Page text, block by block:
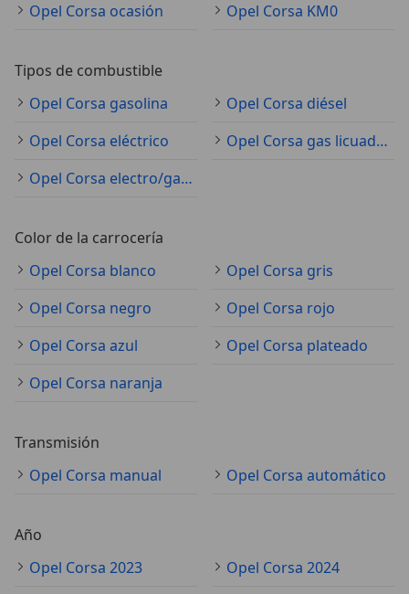
Opel Corsa ocasión
Opel Corsa KM0
Tipos de combustible
Opel Corsa gasolina
Opel Corsa diésel
Opel Corsa eléctrico
Opel Corsa gas licuado (GLP)
Opel Corsa electro/gasolina
Color de la carrocería
Opel Corsa blanco
Opel Corsa gris
Opel Corsa negro
Opel Corsa rojo
Opel Corsa azul
Opel Corsa plateado
Opel Corsa naranja
Transmisión
Opel Corsa manual
Opel Corsa automático
Año
Opel Corsa 2023
Opel Corsa 2024